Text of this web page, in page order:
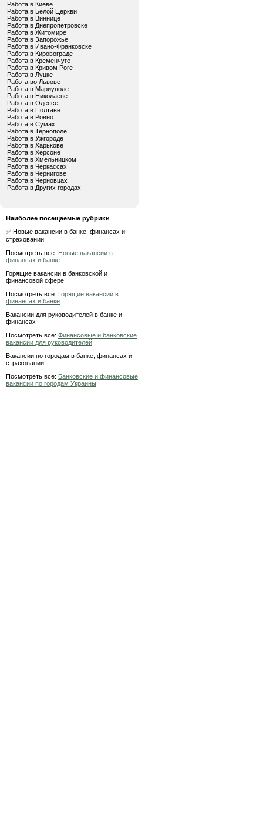
Работа в Киеве
Работа в Белой Церкви
Работа в Виннице
Работа в Днепропетровске
Работа в Житомире
Работа в Запорожье
Работа в Ивано-Франковске
Работа в Кировограде
Работа в Кременчуге
Работа в Кривом Роге
Работа в Луцке
Работа во Львове
Работа в Мариуполе
Работа в Николаеве
Работа в Одессе
Работа в Полтаве
Работа в Ровно
Работа в Сумах
Работа в Тернополе
Работа в Ужгороде
Работа в Харькове
Работа в Херсоне
Работа в Хмельницком
Работа в Черкассах
Работа в Чернигове
Работа в Черновцах
Работа в Других городах
Наиболее посещаемые рубрики
✅ Новые вакансии в банке, финансах и
страховании
Посмотреть все: Новые вакансии в
финансах и банке
Горящие вакансии в банковской и
финансовой сфере
Посмотреть все: Горящие вакансии в
финансах и банке
Вакансии для руководителей в банке и
финансах
Посмотреть все: Финансовые и банковские
вакансии для руководителей
Вакансии по городам в банке, финансах и
страховании
Посмотреть все: Банковские и финансовые
вакансии по городам Украины